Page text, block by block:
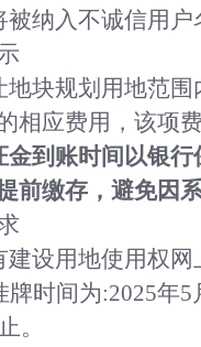
纳入不诚信用户
地块规划用地范
相应费用，该项
金到账时间以银
前缴存，避免因
建设用地使用权
牌时间为:2025年5
。